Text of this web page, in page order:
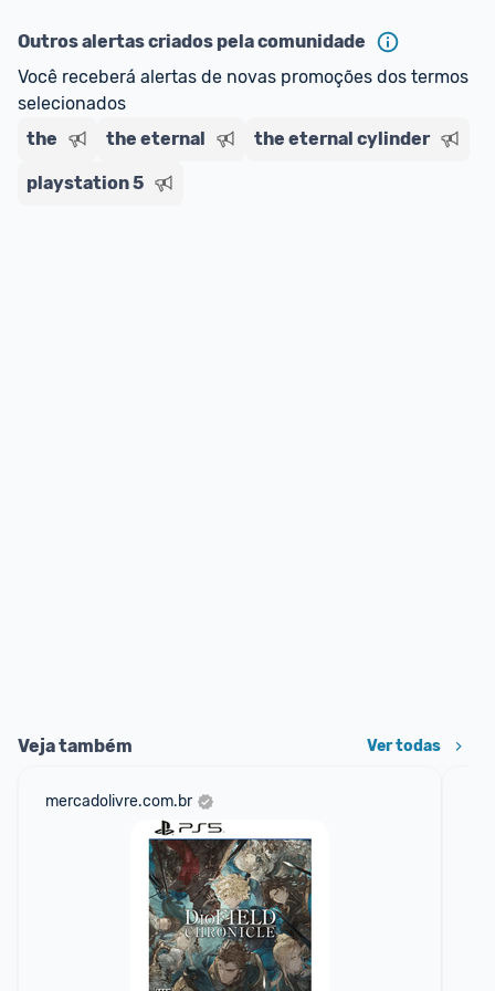
E lembre-se: você sempre pode contar ajuda da
comunidade para tirar dúvidas ou acionar os
nossos Admins marcando
comentário ou através do
Fale com o Promobit.
Outros alertas criados pela comunidade
Você receberá alertas de novas promoções dos termos
selecionados
the
the eternal the eternal cylinder
playstation 5
Veja também Ver todas
mercadolivre.com.br